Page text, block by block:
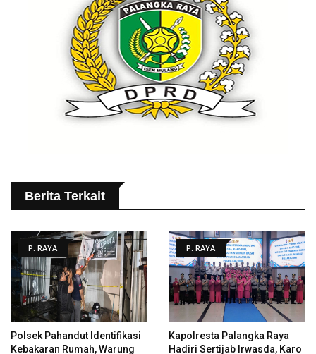
Berita Terkait
P. RAYA
Polsek Pahandut Identifikasi
Kebakaran Rumah, Warung
P. RAYA
Kapolresta Palangka Raya
Hadiri Sertijab Irwasda, Karo